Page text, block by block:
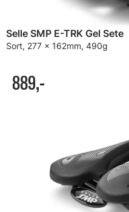
Selle SMP E-TRK Gel Sete
Sort, 277 x 162mm, 490g
889,-